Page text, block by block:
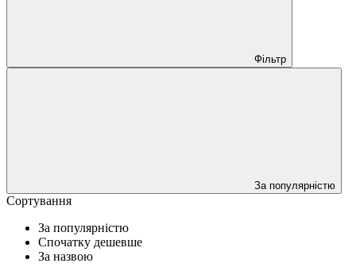
Фільтр
За популярністю
Сортування
За популярністю
Спочатку дешевше
За назвою